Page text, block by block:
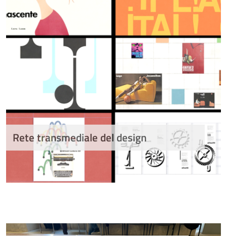
Rete transmediale del design